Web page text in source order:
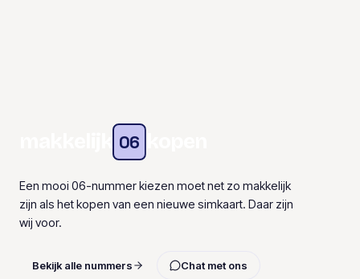
06
Een mooi 06-nummer kiezen moet net zo makkelijk
zijn als het kopen van een nieuwe simkaart. Daar zijn
wij voor.
Bekijk alle nummers Chat met ons